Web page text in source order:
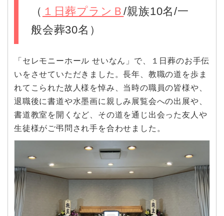
（ １日葬プランＢ/親族10名/一
般会葬30名）
「セレモニーホール せいなん」で、１日葬のお手伝
いをさせていただきました。長年、教職の道を歩ま
れてこられた故人様を悼み、当時の職員の皆様や、
退職後に書道や水墨画に親しみ展覧会への出展や、
書道教室を開くなど、その道を通じ出会った友人や
生徒様がご弔問され手を合わせました。